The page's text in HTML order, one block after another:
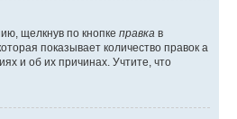
щелкнув по кнопке правка в
показывает количество правок а
и об их причинах. Учтите, что